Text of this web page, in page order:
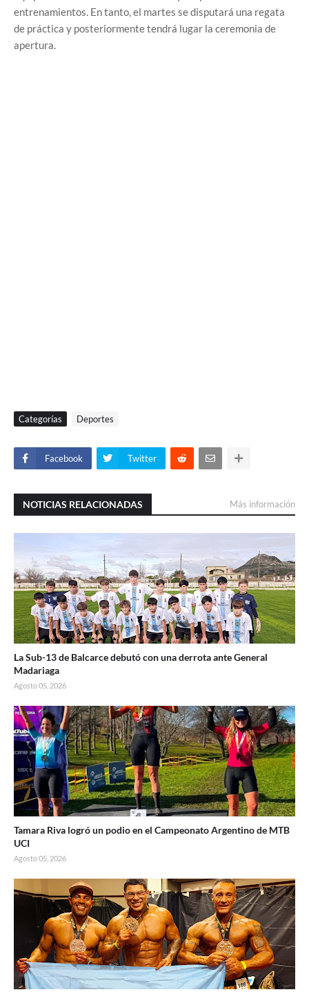
entrenamientos. En tanto, el martes se disputará una regata
de práctica y posteriormente tendrá lugar la ceremonia de
apertura.
Categorías Deportes
Facebook Twitter
NOTICIAS RELACIONADAS Más información
La Sub-13 de Balcarce debutó con una derrota ante General
Madariaga
Agosto 05, 2026
Tamara Riva logró un podio en el Campeonato Argentino de MTB
UCI
Agosto 05, 2026